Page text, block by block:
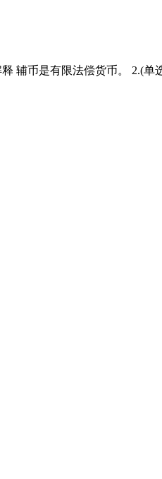
辅币是有限法偿货币。 2.(单